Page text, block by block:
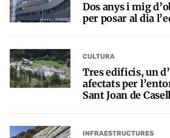
Dos anys i mig
per posar al dia
CULTURA
Tres edificis, un
afectats per
Sant Joan de
INFRAESTRUCTURES